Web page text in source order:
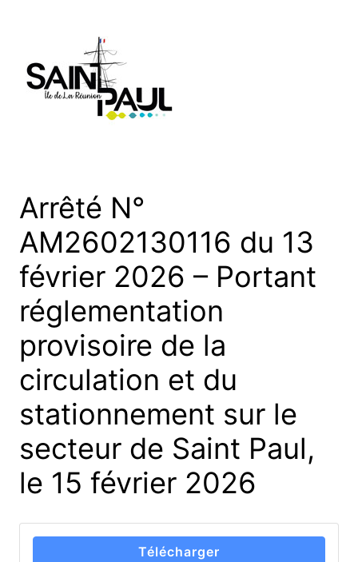
Arrêté N°
AM2602130116 du 13
février 2026 – Portant
réglementation
provisoire de la
circulation et du
stationnement sur le
secteur de Saint Paul,
le 15 février 2026
Télécharger